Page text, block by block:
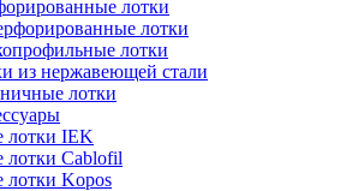
лотки
лотки
лотки
из нержавеющей стали
лотки
лотки IEK
лотки Cablofil
лотки Kopos